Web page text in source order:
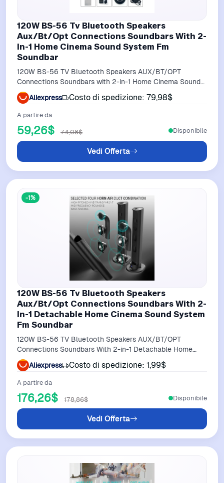
120W BS-56 Tv Bluetooth Speakers
Aux/Bt/Opt Connections Soundbars With 2-
In-1 Home Cinema Sound System Fm
Soundbar
120W BS-56 TV Bluetooth Speakers AUX/BT/OPT
Connections Soundbars with 2-in-1 Home Cinema Sound
System FM Soundbar
Aliexpress Costo di spedizione: 79,98$
A partire da
59,26$ 74,08$
Vedi Offerta
Disponibile
-1%
120W BS-56 Tv Bluetooth Speakers
Aux/Bt/Opt Connections Soundbars With 2-
In-1 Detachable Home Cinema Sound System
Fm Soundbar
120W BS-56 TV Bluetooth Speakers AUX/BT/OPT
Connections Soundbars With 2-in-1 Detachable Home
Cinema Sound System FM Soundbar
Aliexpress Costo di spedizione: 1,99$
A partire da
176,26$ 178,86$
Vedi Offerta
Disponibile